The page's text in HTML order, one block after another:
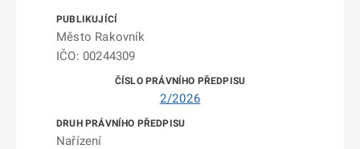
Město Rakovník
IČO: 00244309
2/2026
Nařízení